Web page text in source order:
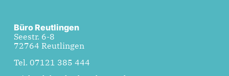
Büro Reutlingen
Seestr. 6-8
72764 Reutlingen
Tel. 07121 385 444